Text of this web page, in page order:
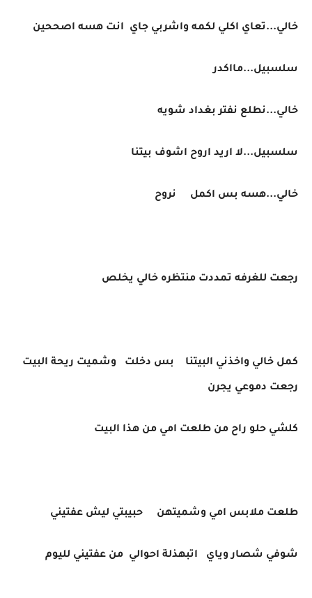
خالي...تعاي اكلي لكمه واشربي جاي انت هسه اصححين
سلسبيل...مااكدر
خالي...نطلع نفتر بغداد شويه
سلسبيل...لا اريد اروح اشوف بيتنا
خالي...هسه بس اكمل نروح
رجعت للغرفه تمددت منتظره خالي يخلص
كمل خالي واخذني البيتنا بس دخلت وشميت ريحة البيت
رجعت دموعي يجرن
كلشي حلو راح من طلعت امي من هذا البيت
طلعت ملابس امي وشميتهن حبيبتي ليش عفتيني
شوفي شصار وياي اتبهذلة احوالي من عفتيني لليوم